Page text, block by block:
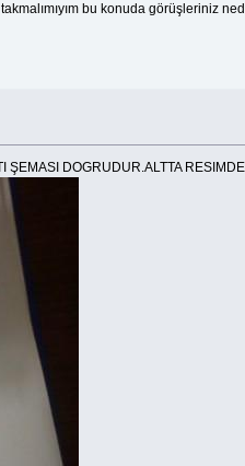
bu konuda görüşleriniz
DOGRUDUR.ALTTA